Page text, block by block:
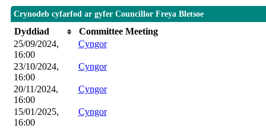
Crynodeb cyfarfod ar gyfer Councillor Freya Bletsoe
Dyddiad
Committee Meeting
25/09/2024,
16:00
Cyngor
23/10/2024,
16:00
Cyngor
20/11/2024,
16:00
Cyngor
15/01/2025,
16:00
Cyngor